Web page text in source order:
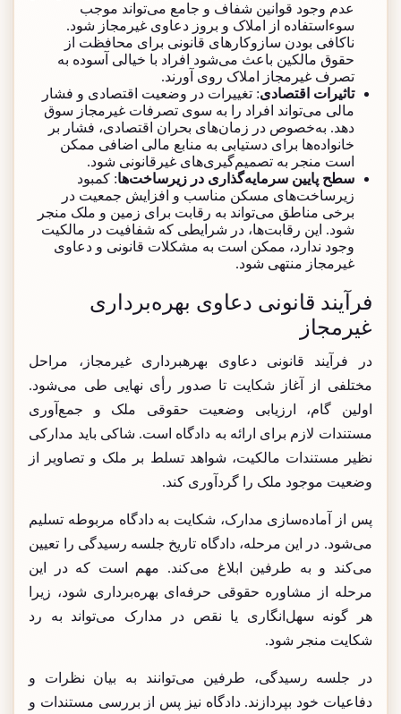
عدم وجود قوانین شفاف و جامع می‌تواند موجب
سوءاستفاده از املاک و بروز دعاوی غیرمجاز شود.
ناکافی بودن سازوکارهای قانونی برای محافظت از
حقوق مالکین باعث می‌شود افراد با خیالی آسوده به
تصرف غیرمجاز املاک روی آورند.
تاثیرات اقتصادی: تغییرات در وضعیت اقتصادی و فشار
مالی می‌تواند افراد را به سوی تصرفات غیرمجاز سوق
دهد. به‌خصوص در زمان‌های بحران اقتصادی، فشار بر
خانواده‌ها برای دستیابی به منابع مالی اضافی ممکن
است منجر به تصمیم‌گیری‌های غیرقانونی شود.
سطح پایین سرمایه‌گذاری در زیرساخت‌ها: کمبود
زیرساخت‌های مسکن مناسب و افزایش جمعیت در
برخی مناطق می‌تواند به رقابت برای زمین و ملک منجر
شود. این رقابت‌ها، در شرایطی که شفافیت در مالکیت
وجود ندارد، ممکن است به مشکلات قانونی و دعاوی
غیرمجاز منتهی شود.
فرآیند قانونی دعاوی بهره‌برداری
غیرمجاز
در فرآیند قانونی دعاوی بهرهبرداری غیرمجاز، مراحل
مختلفی از آغاز شکایت تا صدور رأی نهایی طی می‌شود.
اولین گام، ارزیابی وضعیت حقوقی ملک و جمع‌آوری
مستندات لازم برای ارائه به دادگاه است. شاکی باید مدارکی
نظیر مستندات مالکیت، شواهد تسلط بر ملک و تصاویر از
وضعیت موجود ملک را گردآوری کند.
پس از آماده‌سازی مدارک، شکایت به دادگاه مربوطه تسلیم
می‌شود. در این مرحله، دادگاه تاریخ جلسه رسیدگی را تعیین
می‌کند و به طرفین ابلاغ می‌کند. مهم است که در این
مرحله از مشاوره حقوقی حرفه‌ای بهره‌برداری شود، زیرا
هر گونه سهل‌انگاری یا نقص در مدارک می‌تواند به رد
شکایت منجر شود.
در جلسه رسیدگی، طرفین می‌توانند به بیان نظرات و
دفاعیات خود بپردازند. دادگاه نیز پس از بررسی مستندات و